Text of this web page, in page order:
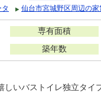
仙台市宮城野区周辺の家
専有面積
築年数
いバストイレ独立タイ